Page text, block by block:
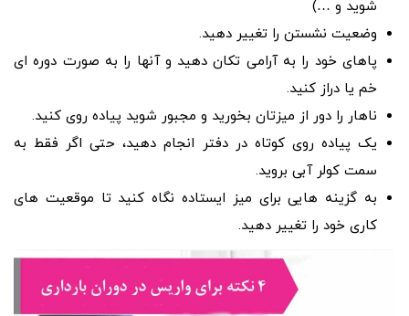
شوید و …)
وضعیت نشستن را تغییر دهید.
پاهای خود را به آرامی تکان دهید و آنها را به صورت دوره ای
خم یا دراز کنید.
ناهار را دور از میزتان بخورید و مجبور شوید پیاده روی کنید.
یک پیاده روی کوتاه در دفتر انجام دهید، حتی اگر فقط به
سمت کولر آبی بروید.
به گزینه هایی برای میز ایستاده نگاه کنید تا موقعیت های
کاری خود را تغییر دهید.